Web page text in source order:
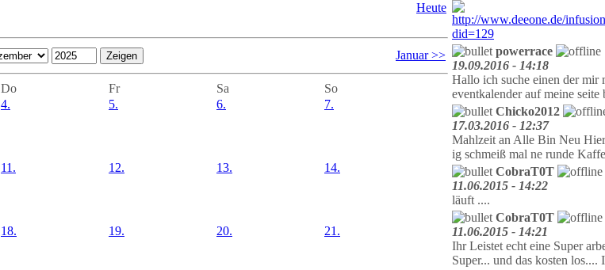
Heute
Januar >>
Do Fr Sa
So
4. 5. 6. 7.
11. 12. 13. 14.
18. 19. 20. 21.
powerrace
19.09.2016 - 14:18
Hallo ich suche einen der mir
eventkalender auf meine seite
Chicko2012
17.03.2016 - 12:37
Mahlzeit an Alle Bin Neu Hier
ig schmeiß mal ne runde
CobraT0T
11.06.2015 - 14:22
läuft ....
CobraT0T
11.06.2015 - 14:21
Ihr Leistet echt eine Super
Super... und das kosten